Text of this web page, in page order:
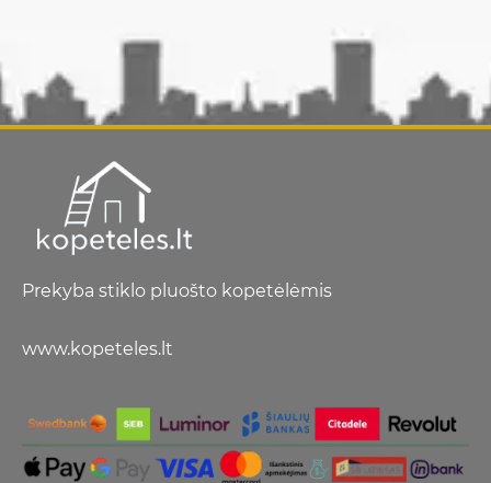
Prekyba stiklo pluošto kopetėlėmis
www.kopeteles.lt